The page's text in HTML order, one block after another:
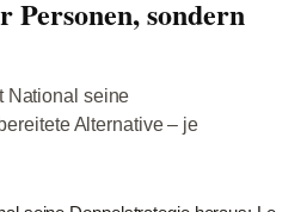
Personen, sondern
National seine
Alternative – je